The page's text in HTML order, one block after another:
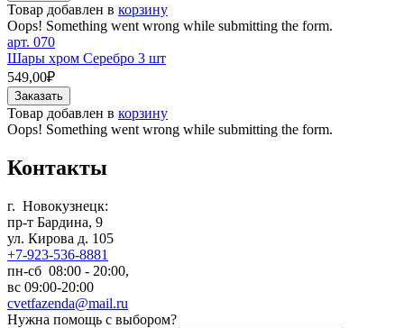
Товар добавлен в корзину
Oops! Something went wrong while submitting the form.
арт. 070
Шары хром Серебро 3 шт
549,00₽
Товар добавлен в корзину
Oops! Something went wrong while submitting the form.
Контакты
г. Новокузнецк:
пр-т Бардина, 9
ул. Кирова д. 105
+7-923-536-8881
пн-сб 08:00 - 20:00,
вс 09:00-20:00
cvetfazenda@mail.ru
Нужна помощь с выбором?